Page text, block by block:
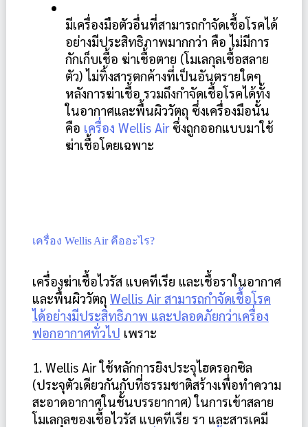
มีเครื่องมือตัวอื่นที่สามารถกำจัดเชื้อโรคได้
อย่างมีประสิทธิภาพมากกว่า คือ ไม่มีการ
กักเก็บเชื้อ ฆ่าเชื้อตาย (โมเลกุลเชื้อสลาย
ตัว) ไม่ทิ้งสารตกค้างที่เป็นอันตรายใดๆ
หลังการฆ่าเชื้อ รวมถึงกำจัดเชื้อโรคได้ทั้ง
ในอากาศและพื้นผิววัตถุ ซึ่งเครื่องมือนั้น
คือ เครื่อง Wellis Air ซึ่งถูกออกแบบมาใช้
ฆ่าเชื้อโดยเฉพาะ
เครื่อง Wellis Air คืออะไร?
เครื่องฆ่าเชื้อไวรัส แบคทีเรีย และเชื้อราในอากาศ
และพื้นผิววัตถุ Wellis Air สามารถกำจัดเชื้อโรค
ได้อย่างมีประสิทธิภาพ และปลอดภัยกว่าเครื่อง
ฟอกอากาศทั่วไป เพราะ
1. Wellis Air ใช้หลักการยิงประจุไฮดรอกซิล
(ประจุตัวเดียวกันกับที่ธรรมชาติสร้างเพื่อทำความ
สะอาดอากาศในชั้นบรรยากาศ) ในการเข้าสลาย